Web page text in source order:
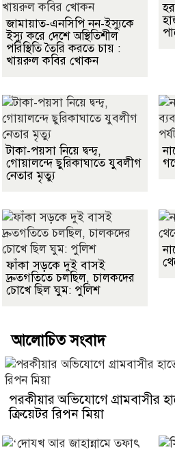
জামায়াত-এনসিপি নন-ইস্যুকে
ইস্যু করে দেশে অস্থিতিশীল
পরিস্থিতি তৈরি করতে চায় :
খায়রুল কবির খোকন
টাকা-পয়সা নিয়ে দ্বন্দ্ব,
গোয়ালন্দে ছুরিকাঘাতে যুবলীগ
নেতার মৃত্যু
ফাঁকা সড়কে দুই বাসই
দ্রুতগতিতে চলছিল, চালকদের
চোখে ছিল ঘুম: পুলিশ
আলোচিত সংবাদ
পরকীয়ার অভিযোগে গ্রামবাসীর
ক্রিয়েটর রিপন মিয়া